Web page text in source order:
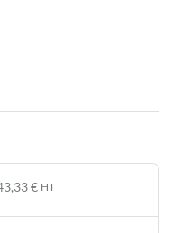
€ HT